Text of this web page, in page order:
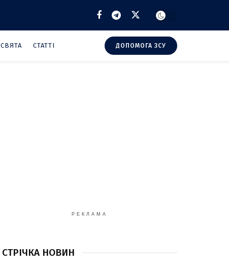
СВЯТА СТАТТІ ДОПОМОГА ЗСУ
РЕКЛАМА
СТРІЧКА НОВИН